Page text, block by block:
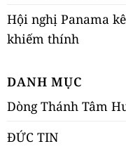
Hội nghị Panama
khiếm thính
DANH MỤC
Dòng Thánh Tâm
ĐỨC TIN